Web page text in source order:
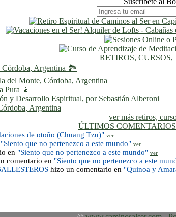
RETIROS,
Córdoba, Argentina 🏞️
del Monte, Córdoba, Argentina
Pura 🧘
y Desarrollo Espiritual, por Sebastián Alberoni
Argentina
ver más retiros,
ÚLTIMOS
de otoño (Chuang Tzu)" ver
"Siento que no pertenezco a este mundo" ver
en "Siento que no pertenezco a este mundo" ver
comentario en "Siento que no pertenezco a este
hizo un comentario en "Quinoa y